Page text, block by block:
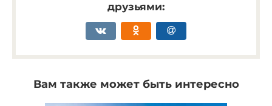
друзьями:
Вам также может быть интересно